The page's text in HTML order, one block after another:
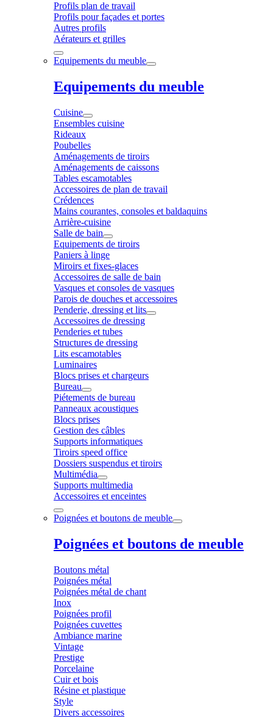
Profils plan de travail
Profils pour façades et portes
Autres profils
Aérateurs et grilles
Equipements du meuble
Equipements du meuble
Cuisine
Ensembles cuisine
Rideaux
Poubelles
Aménagements de tiroirs
Aménagements de caissons
Tables escamotables
Accessoires de plan de travail
Crédences
Mains courantes, consoles et baldaquins
Arrière-cuisine
Salle de bain
Equipements de tiroirs
Paniers à linge
Miroirs et fixes-glaces
Accessoires de salle de bain
Vasques et consoles de vasques
Parois de douches et accessoires
Penderie, dressing et lits
Accessoires de dressing
Penderies et tubes
Structures de dressing
Lits escamotables
Luminaires
Blocs prises et chargeurs
Bureau
Piétements de bureau
Panneaux acoustiques
Blocs prises
Gestion des câbles
Supports informatiques
Tiroirs speed office
Dossiers suspendus et tiroirs
Multimédia
Supports multimedia
Accessoires et enceintes
Poignées et boutons de meuble
Poignées et boutons de meuble
Boutons métal
Poignées métal
Poignées métal de chant
Inox
Poignées profil
Poignées cuvettes
Ambiance marine
Vintage
Prestige
Porcelaine
Cuir et bois
Résine et plastique
Style
Divers accessoires